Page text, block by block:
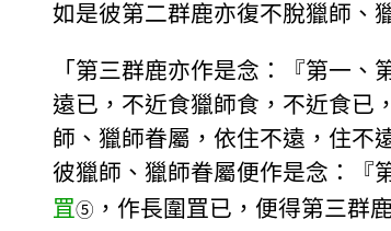
如是彼第二群鹿亦復不脫獵師、
「第三群鹿亦作是念：『第一
遠已，不近食獵師食，不近食已
師、獵師眷屬，依住不遠，住不
彼獵師、獵師眷屬便作是念：『
罝⑤ ，作長圍罝已，便得第三群